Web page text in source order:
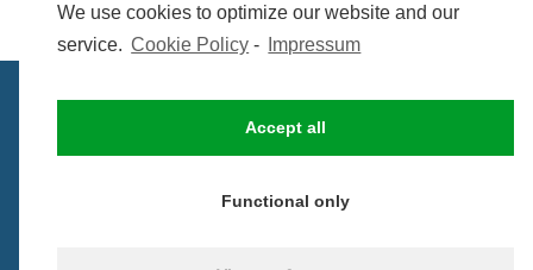
We use cookies to optimize our website and our
service. Cookie Policy - Impressum
Accept all
Functional only